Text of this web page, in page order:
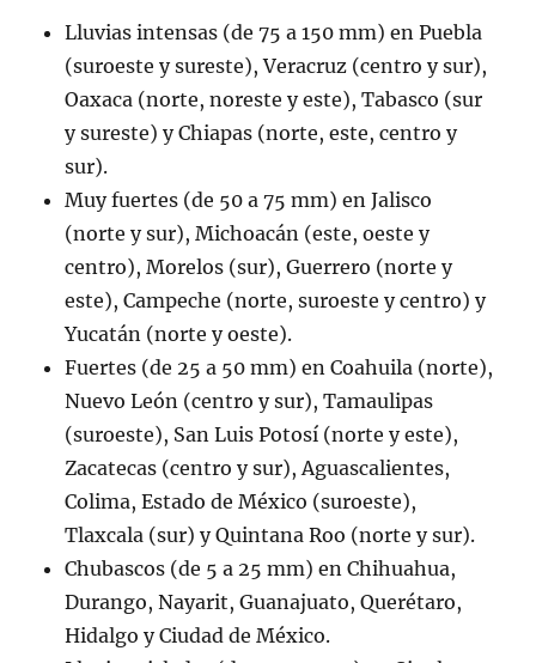
Lluvias intensas (de 75 a 150 mm) en Puebla
(suroeste y sureste), Veracruz (centro y sur),
Oaxaca (norte, noreste y este), Tabasco (sur
y sureste) y Chiapas (norte, este, centro y
sur).
Muy fuertes (de 50 a 75 mm) en Jalisco
(norte y sur), Michoacán (este, oeste y
centro), Morelos (sur), Guerrero (norte y
este), Campeche (norte, suroeste y centro) y
Yucatán (norte y oeste).
Fuertes (de 25 a 50 mm) en Coahuila (norte),
Nuevo León (centro y sur), Tamaulipas
(suroeste), San Luis Potosí (norte y este),
Zacatecas (centro y sur), Aguascalientes,
Colima, Estado de México (suroeste),
Tlaxcala (sur) y Quintana Roo (norte y sur).
Chubascos (de 5 a 25 mm) en Chihuahua,
Durango, Nayarit, Guanajuato, Querétaro,
Hidalgo y Ciudad de México.